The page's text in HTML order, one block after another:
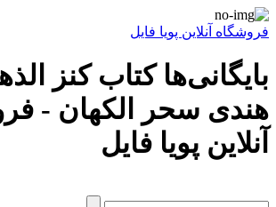
فروشگاه آنلاین پویا فایل
بایگانی‌ها کتاب کنز
هندی سحر الکهان -
آنلاین پویا فایل